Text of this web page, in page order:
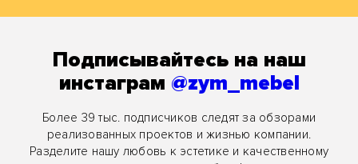
Подписывайтесь на наш
инстаграм @zym_mebel
Более 39 тыс. подписчиков следят за обзорами
реализованных проектов и жизнью компании.
Разделите нашу любовь к эстетике и качественному